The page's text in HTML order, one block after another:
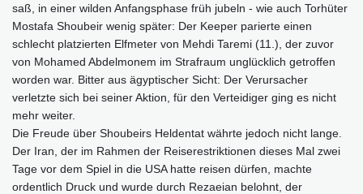
saß, in einer wilden Anfangsphase früh jubeln - wie auch Torhüter
Mostafa Shoubeir wenig später: Der Keeper parierte einen
schlecht platzierten Elfmeter von Mehdi Taremi (11.), der zuvor
von Mohamed Abdelmonem im Strafraum unglücklich getroffen
worden war. Bitter aus ägyptischer Sicht: Der Verursacher
verletzte sich bei seiner Aktion, für den Verteidiger ging es nicht
mehr weiter.
Die Freude über Shoubeirs Heldentat währte jedoch nicht lange.
Der Iran, der im Rahmen der Reiserestriktionen dieses Mal zwei
Tage vor dem Spiel in die USA hatte reisen dürfen, machte
ordentlich Druck und wurde durch Rezaeian belohnt, der